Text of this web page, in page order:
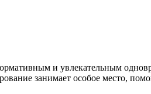
и увлекательным
занимает особое место,